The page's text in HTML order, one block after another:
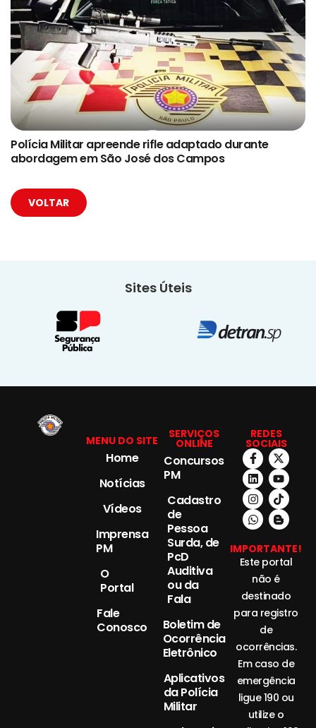
Polícia Militar apreende rifle adaptado durante
abordagem em São José dos Campos
VOLTAR
Sites Úteis
MENU DO SITE
Home
Notícias
Vídeos
Imprensa
PM
O
Portal
Fale
Conosco
SERVIÇOS
ONLINE
Concursos
PM
Cadastro
de
Pessoa
Surda, de
PcD
Auditiva
ou da
Fala
Boletim de
Ocorrência
Eletrônico
Aplicativos
da Polícia
Militar
REDES
SOCIAIS
IMPORTANTE!
Este portal
não é
destinado
para registro
de
ocorrências.
Em caso de
emergência
ligue 190 ou
utilize o